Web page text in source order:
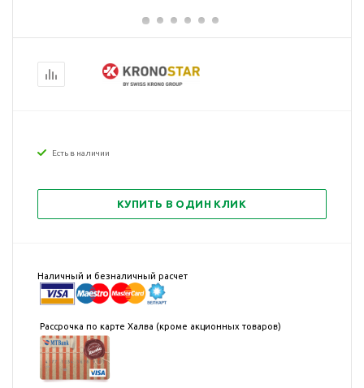
Есть в наличии
КУПИТЬ В ОДИН КЛИК
Наличный и безналичный расчет
Рассрочка по карте Халва (кроме акционных товаров)